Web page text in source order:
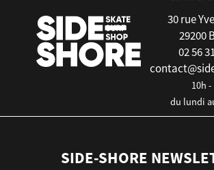
30 rue
29200
02 56
10h -
du lundi
SIDE-SHORE